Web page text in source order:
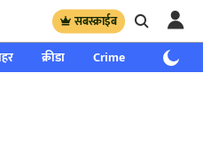
सबस्क्राईब
क्रीडा Crime साप्ताहिक